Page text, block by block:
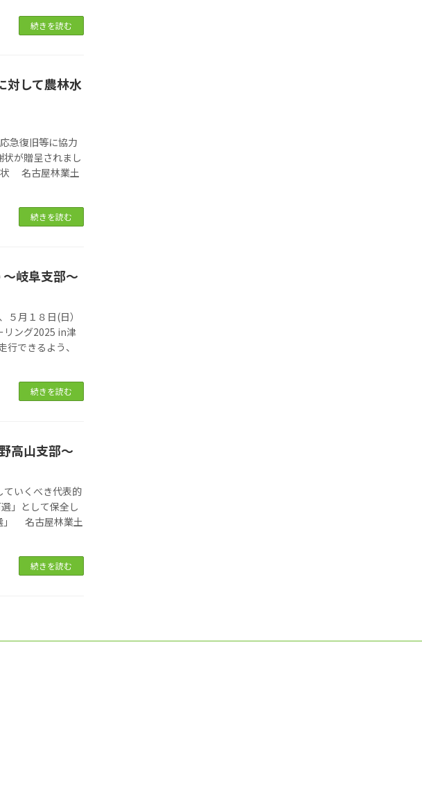
続きを読む
対して農林水
急復旧等に協力
が贈呈されまし
状 名古屋林業土
続きを読む
岐阜支部～
月１８日(日）
リング2025 in津
できるよう、
続きを読む
高山支部〜
いくべき代表的
」として保全し
」 名古屋林業土
続きを読む